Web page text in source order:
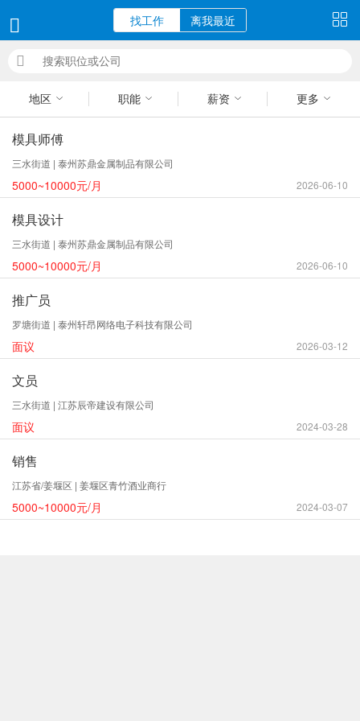
找工作 离我最近
地区 职能 薪资 更多
模具师傅
三水街道 | 泰州苏鼎金属制品有限公司
5000~10000元/月 2026-06-10
模具设计
三水街道 | 泰州苏鼎金属制品有限公司
5000~10000元/月 2026-06-10
推广员
罗塘街道 | 泰州轩昂网络电子科技有限公司
面议 2026-03-12
文员
三水街道 | 江苏辰帝建设有限公司
面议 2024-03-28
销售
江苏省/姜堰区 | 姜堰区青竹酒业商行
5000~10000元/月 2024-03-07